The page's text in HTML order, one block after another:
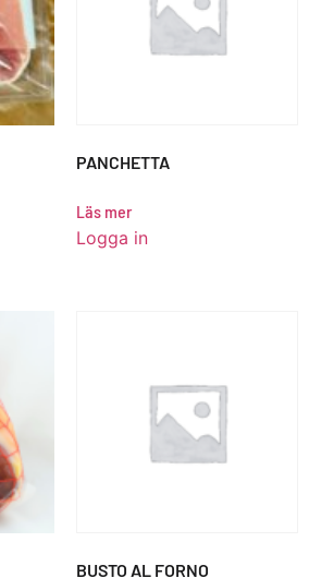
PANCHETTA
Läs mer
Logga in
BUSTO AL FORNO